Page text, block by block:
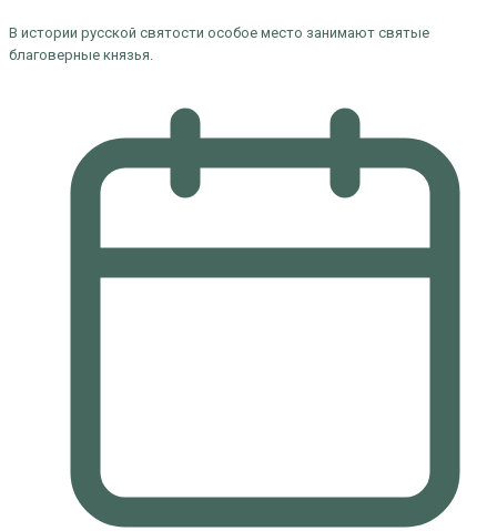
В истории русской святости особое место занимают святые
благоверные князья.